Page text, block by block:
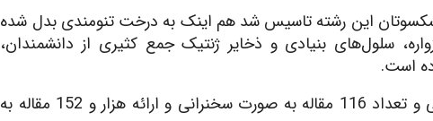
که در سال 1347 به دست پیشکسوتان این رشته تاسیس شد هم اینک به درخت تنومندی بدل شده
سلول‌های بنیادی و ذخایر ژنتیک جمع کثیری از دانشمندان،
است.
ارائه بیش از 17 سخنرانی کلیدی به زبان انگلیسی و تعداد 116 مقاله به صورت سخنرانی و ارائه هزار و 152 مقاله به